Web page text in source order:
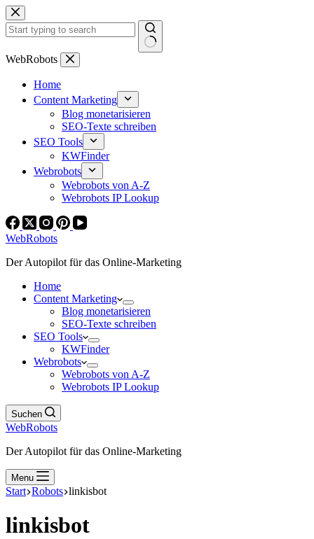
Zum
Inhalt
springen
Keine
WebRobots
Home
Content Marketing
Blog monetarisieren
SEO-Texte schreiben
SEO Tools
KWFinder
Webrobots
Webrobots von A-Z
Webrobots IP Lookup
WebRobots
Der Autopilot für das Online-Marketing
Home
Content Marketing
Blog monetarisieren
SEO-Texte schreiben
SEO Tools
KWFinder
Webrobots
Webrobots von A-Z
Webrobots IP Lookup
Suchen
WebRobots
Der Autopilot für das Online-Marketing
Menu
Start Robots linkisbot
linkisbot